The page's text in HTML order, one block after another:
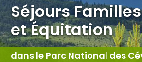
Séjours Familles
et Équitation
dans le Parc National des